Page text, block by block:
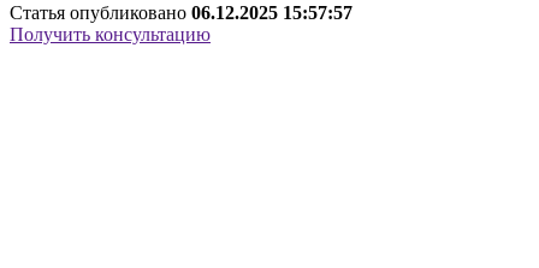
Статья опубликовано 06.12.2025 15:57:57
Получить консультацию